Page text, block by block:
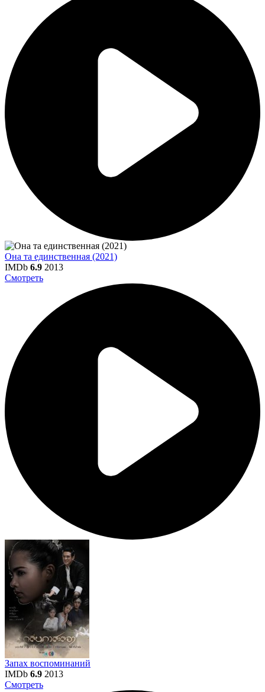
Она та единственная (2021)
IMDb 6.9 2013
Смотреть
Запах воспоминаний
IMDb 6.9 2013
Смотреть